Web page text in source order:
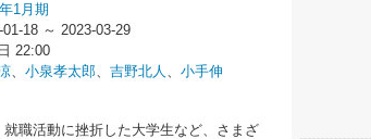
1月期
01-18 ～ 2023-03-29
22:00
、 小泉孝太郎、 吉野北人 、 小手伸
職活動に挫折した大学生など、さまざ